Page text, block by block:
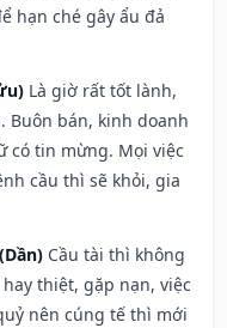
hạn ché gây ẩu đả
Là giờ rất tốt lành,
Buôn bán, kinh doanh
có tin mừng. Mọi việc
cầu thì sẽ khỏi, gia
Cầu tài thì không
thiệt, gặp nạn, việc
nên cúng tế thì mới